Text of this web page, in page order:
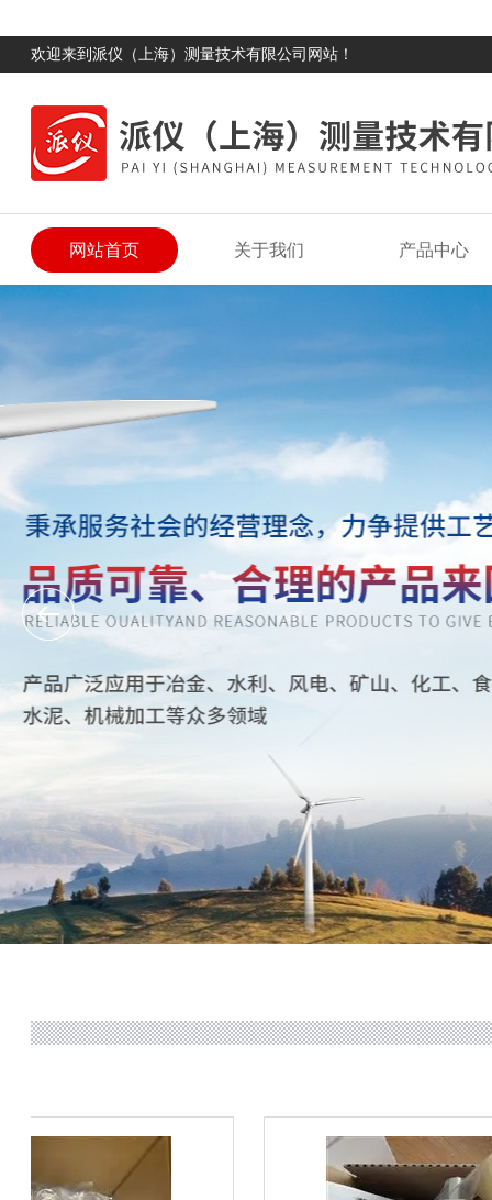
欢迎来到派仪（上海）测量技术有限公司网站！
网站首页 关于我们 产品中心